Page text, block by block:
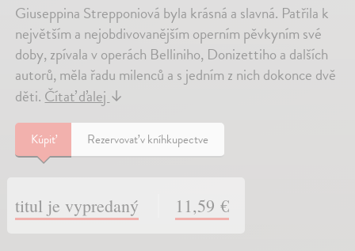
Giuseppina Strepponiová byla krásná a slavná. Patřila k
největším a nejobdivovanějším operním pěvkyním své
doby, zpívala v operách Belliniho, Donizettiho a dalších
autorů, měla řadu milenců a s jedním z nich dokonce dvě
děti. Čítať ďalej ↓
Kúpiť Rezervovať v kníhkupectve
titul je vypredaný 11,59 €